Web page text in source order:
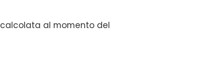
calcolata al momento del